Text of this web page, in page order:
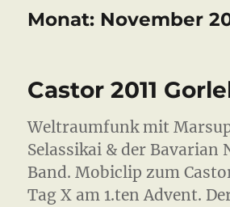
Monat: November
Castor 2011
Weltraumfunk mit
Selassikai & der Bavarian
Band. Mobiclip zum
Tag X am 1.ten Advent.